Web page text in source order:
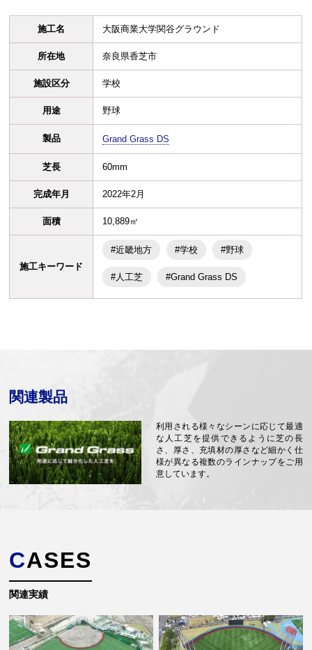
施工名 大阪商業大学関谷グラウンド
所在地 奈良県香芝市
施設区分 学校
用途 野球
製品 Grand Grass DS
芝長 60mm
完成年月 2022年2月
面積 10,889㎡
施工キーワード
#近畿地方 #学校 #野球
#人工芝 #Grand Grass DS
関連製品
利用される様々なシーンに応じて最適
な人工芝を提供できるように芝の長
さ、厚さ、充填材の厚さなど細かく仕
様が異なる複数のラインナップをご用
意しています。
CASES
関連実績